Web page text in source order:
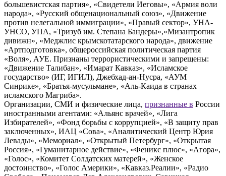
большевистская партия», «Свидетели Иеговы», «Армия воли
народа», «Русский общенациональный союз», «Движение
против нелегальной иммиграции», «Правый сектор», УНА-
УНСО, УПА, «Тризуб им. Степана Бандеры»,«Мизантропик
дивижн», «Меджлис крымскотатарского народа», движение
«Артподготовка», общероссийская политическая партия
«Воля», АУЕ. Признаны террористическими и запрещены:
«Движение Талибан», «Имарат Кавказ», «Исламское
государство» (ИГ, ИГИЛ), Джебхад-ан-Нусра, «АУМ
Синрике», «Братья-мусульмане», «Аль-Каида в странах
исламского Магриба».
Организации, СМИ и физические лица, признанные в России
иностранными агентами: «Альянс врачей», «Лига
Избирателей», «Фонд борьбы с коррупцией», «В защиту прав
заключенных», ИАЦ «Сова», «Аналитический Центр Юрия
Левады», «Мемориал», «Открытый Петербург», «Открытая
Россия», «Гуманитарное действие», «Феникс плюс», «Агора»,
«Голос», «Комитет Солдатских матерей», «Женское
достоинство», «Голос Америки», «Кавказ.Реалии», «Радио